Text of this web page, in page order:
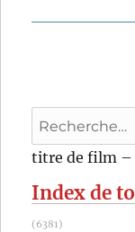
Recherche
pour
:
titre de film –
Index de
(6381)